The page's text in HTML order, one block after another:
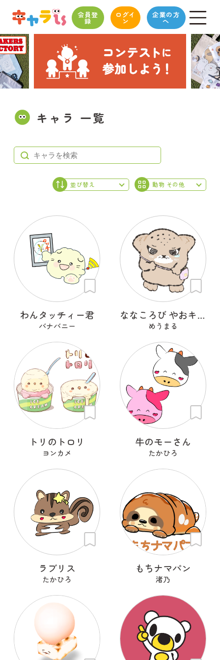
会員登
録
ログイ
ン
企業の方
へ
キャラ 一覧
わんタッチィー君
バナバニー
ななころび やおキング
めうまる
トリのトロリ
ヨンカメ
牛のモーさん
たかひろ
ラブリス
たかひろ
もちナマパン
渚乃